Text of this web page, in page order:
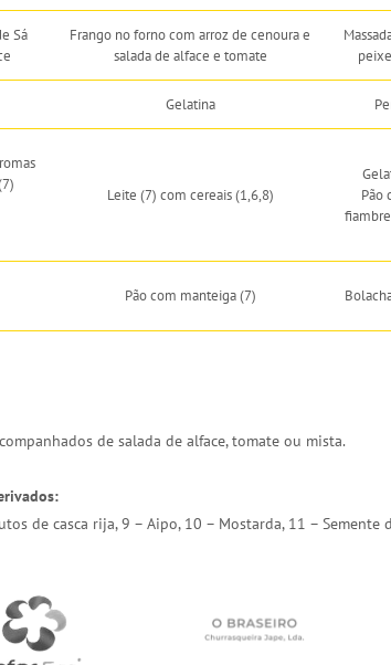
Sá
Frango no forno com arroz de cenoura e
salada de alface e tomate
Gelatina
Leite (7) com cereais (1,6,8)
Pão
Pão com manteiga (7)
de salada de alface, tomate ou mista.
de casca rija, 9 – Aipo, 10 – Mostarda, 11 –